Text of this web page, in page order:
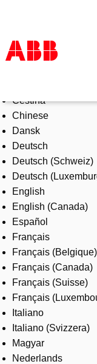
Products &
Industries
Services
About us
Where to buy
Contact us
Careers
Čeština
Chinese
Dansk
Deutsch
Deutsch (Schweiz)
Deutsch
English
English (Canada)
Español
Français
Français (Belgique)
Français (Canada)
Français (Suisse)
Français
Italiano
Italiano (Svizzera)
Magyar
Nederlands